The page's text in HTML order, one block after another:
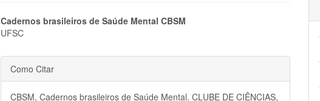
Conteúdo
artigo
principal
Cadernos brasileiros de Saúde Mental CBSM
UFSC
Detalhes
do
Como Citar
CBSM, Cadernos brasileiros de Saúde Mental. CLUBE DE CIÊNCIAS,